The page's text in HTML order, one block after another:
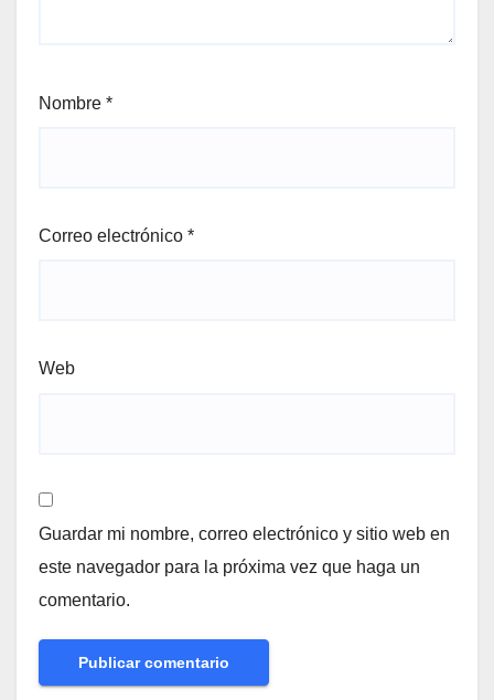
Nombre *
Correo electrónico *
Web
Guardar mi nombre, correo electrónico y sitio web en
este navegador para la próxima vez que haga un
comentario.